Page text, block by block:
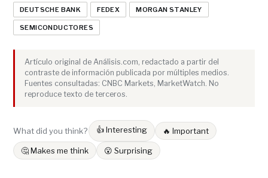
DEUTSCHE BANK FEDEX MORGAN STANLEY
SEMICONDUCTORES
Artículo original de Análisis.com, redactado a partir del
contraste de información publicada por múltiples medios.
Fuentes consultadas: CNBC Markets, MarketWatch. No
reproduce texto de terceros.
What did you think? 👍 Interesting 🔥 Important
🤔 Makes me think 😮 Surprising